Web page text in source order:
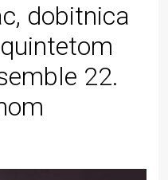
dobitnica
22.